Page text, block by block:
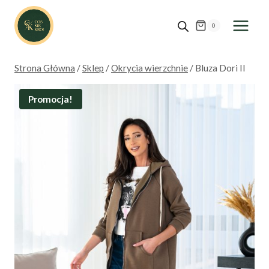
Przejdź
treści
0
Strona Główna /Sklep /Okrycia wierzchnie / Bluza Dori II
Promocja!